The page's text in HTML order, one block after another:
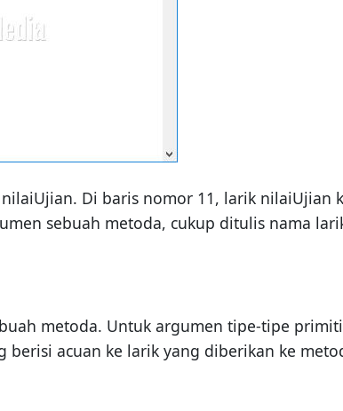
Di baris nomor 11, larik nilaiUjian
sebuah metoda, cukup ditulis nama
metoda. Untuk argumen tipe-tipe
acuan ke larik yang diberikan ke